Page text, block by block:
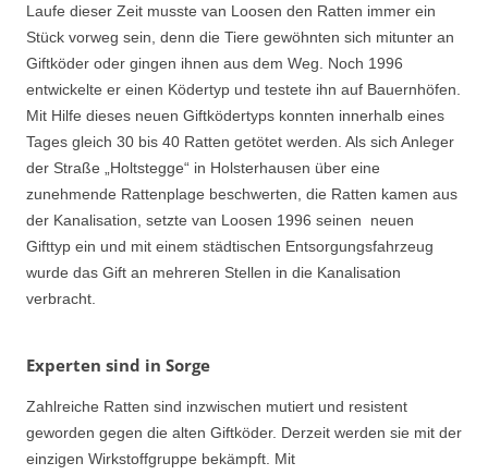
Laufe dieser Zeit musste van Loosen den Ratten immer ein
Stück vorweg sein, denn die Tiere gewöhnten sich mitunter an
Giftköder oder gingen ihnen aus dem Weg. Noch 1996
entwickelte er einen Ködertyp und testete ihn auf Bauernhöfen.
Mit Hilfe dieses neuen Giftködertyps konnten innerhalb eines
Tages gleich 30 bis 40 Ratten getötet werden. Als sich Anleger
der Straße „Holtstegge“ in Holsterhausen über eine
zunehmende Rattenplage beschwerten, die Ratten kamen aus
der Kanalisation, setzte van Loosen 1996 seinen neuen
Gifttyp ein und mit einem städtischen Entsorgungsfahrzeug
wurde das Gift an mehreren Stellen in die Kanalisation
verbracht.
Experten sind in Sorge
Zahlreiche Ratten sind inzwischen mutiert und resistent
geworden gegen die alten Giftköder. Derzeit werden sie mit der
einzigen Wirkstoffgruppe bekämpft. Mit